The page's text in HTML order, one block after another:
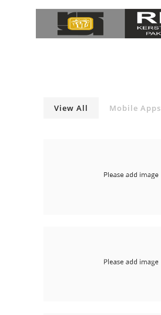
View All Mobile Apps